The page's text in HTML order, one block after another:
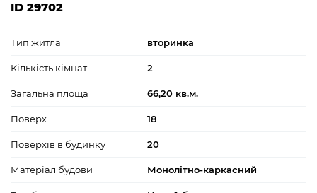
ID 29702
Тип житла вторинка
Кількість кімнат 2
Загальна площа 66,20 кв.м.
Поверх 18
Поверхів в будинку 20
Матеріал будови Монолітно-каркасний